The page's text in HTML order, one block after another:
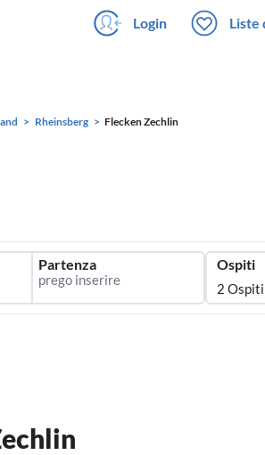
Login Liste
Rheinsberg Flecken Zechlin
Partenza Ospiti
2 Ospiti